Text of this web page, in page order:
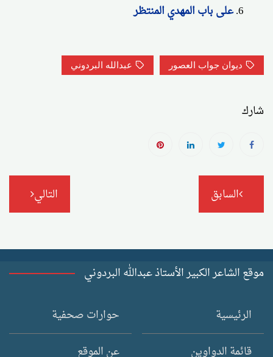
على باب المهدي المنتظر
ديوان جواب العصور عبدالله البردوني
شارك
تصفّح
المقالات
السابق التالي
موقع الشاعر الكبير الأستاذ عبدالله البردوني
الرئيسية
قائمة الدواوين
حوارات صحفية
عن الموقع